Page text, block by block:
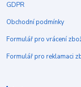
GDPR
Obchodní podmínky
Formulář pro vrácení
Formulář pro reklamaci